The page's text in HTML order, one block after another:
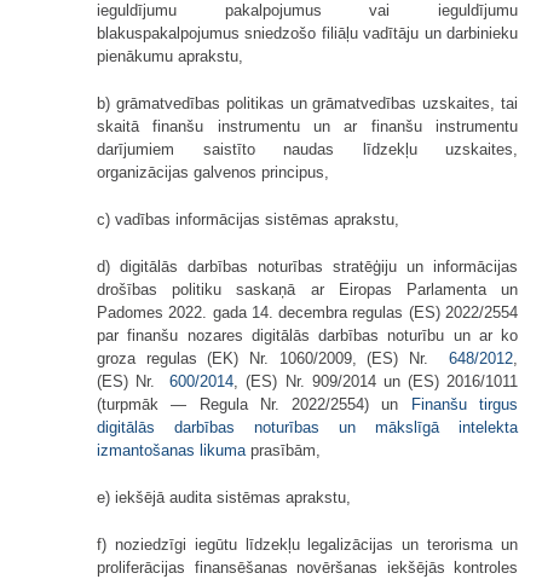
ieguldījumu pakalpojumus vai ieguldījumu
blakuspakalpojumus sniedzošo filiāļu vadītāju un darbinieku
pienākumu aprakstu,
b) grāmatvedības politikas un grāmatvedības uzskaites, tai
skaitā finanšu instrumentu un ar finanšu instrumentu
darījumiem saistīto naudas līdzekļu uzskaites,
organizācijas galvenos principus,
c) vadības informācijas sistēmas aprakstu,
d) digitālās darbības noturības stratēģiju un informācijas
drošības politiku saskaņā ar Eiropas Parlamenta un
Padomes 2022. gada 14. decembra regulas (ES) 2022/2554
par finanšu nozares digitālās darbības noturību un ar ko
groza regulas (EK) Nr. 1060/2009, (ES) Nr. 648/2012,
(ES) Nr.600/2014, (ES) Nr. 909/2014 un (ES) 2016/1011
(turpmāk — Regula Nr. 2022/2554) un
Finanšu tirgus
digitālās darbības noturības un mākslīgā intelekta
izmantošanas likumaprasībām,
e) iekšējā audita sistēmas aprakstu,
f) noziedzīgi iegūtu līdzekļu legalizācijas un terorisma un
proliferācijas finansēšanas novēršanas iekšējās kontroles